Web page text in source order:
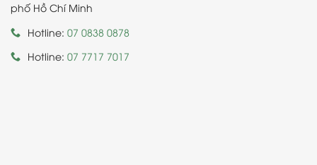
phố Hồ Chí Minh
Hotline: 07 0838 0878
Hotline: 07 7717 7017